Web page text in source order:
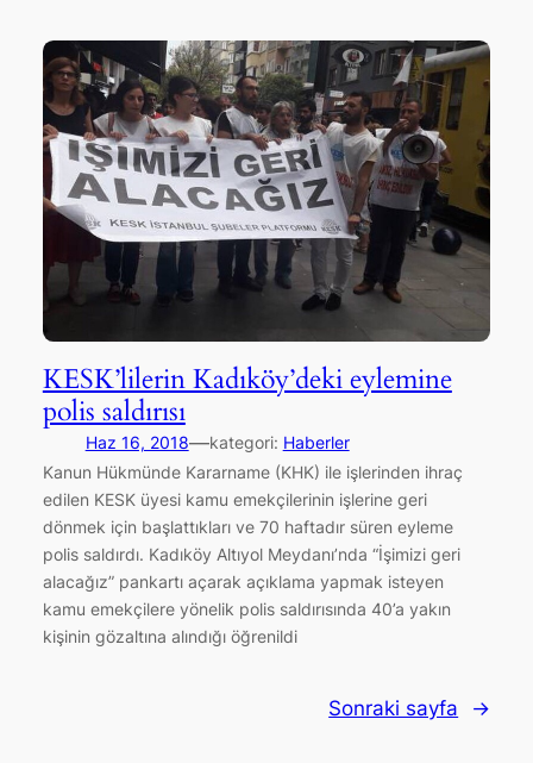
KESK’lilerin Kadıköy’deki eylemine
polis saldırısı
Haz 16, 2018—kategori: Haberler
Kanun Hükmünde Kararname (KHK) ile işlerinden ihraç
edilen KESK üyesi kamu emekçilerinin işlerine geri
dönmek için başlattıkları ve 70 haftadır süren eyleme
polis saldırdı. Kadıköy Altıyol Meydanı’nda “İşimizi geri
alacağız” pankartı açarak açıklama yapmak isteyen
kamu emekçilere yönelik polis saldırısında 40’a yakın
kişinin gözaltına alındığı öğrenildi
Sonraki sayfa →